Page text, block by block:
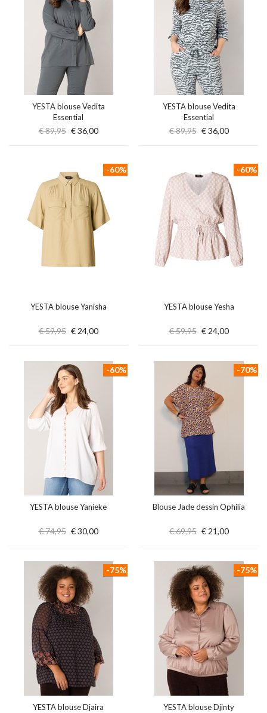
YESTA blouse Vedita
Essential
€ 89,95 € 36,00
YESTA blouse Vedita
Essential
€ 89,95 € 36,00
YESTA blouse Yanisha
€ 59,95 € 24,00
-60%
YESTA blouse Yesha
€ 59,95 € 24,00
-60%
YESTA blouse Yanieke
€ 74,95 € 30,00
-60%
Blouse Jade dessin Ophilia
€ 69,95 € 21,00
-70%
YESTA blouse Djaira
-75%
YESTA blouse Djinty
-75%